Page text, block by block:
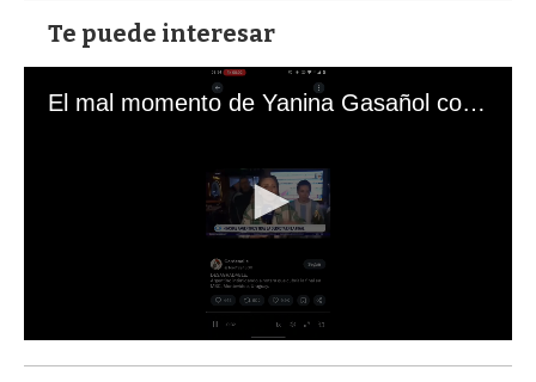
Te puede interesar
El mal momento de Yanina Gasañol con un hincha argentino en "Subrayado"
s